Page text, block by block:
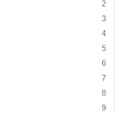
2
3
4
5
6
7
8
9